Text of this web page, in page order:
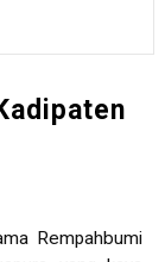
Rempahbumi